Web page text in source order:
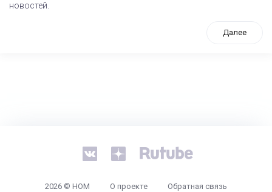
новостей.
Далее
2026 © НОМ О проекте Обратная связь